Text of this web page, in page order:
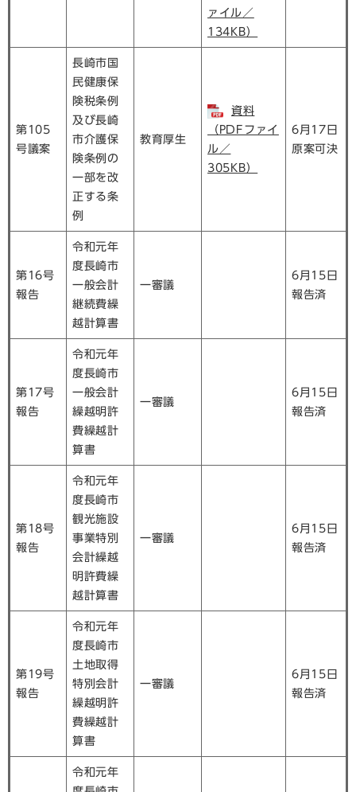
ァイル／
134KB）
第105
号議案
長崎市国
民健康保
険税条例
及び長崎
市介護保
険条例の
一部を改
正する条
例
教育厚生
資料
（PDFファイ
ル／
305KB）
6月17日
原案可決
第16号
報告
令和元年
度長崎市
一般会計
継続費繰
越計算書
一審議
6月15日
報告済
第17号
報告
令和元年
度長崎市
一般会計
繰越明許
費繰越計
算書
一審議
6月15日
報告済
第18号
報告
令和元年
度長崎市
観光施設
事業特別
会計繰越
明許費繰
越計算書
一審議
6月15日
報告済
第19号
報告
令和元年
度長崎市
土地取得
特別会計
繰越明許
費繰越計
算書
一審議
6月15日
報告済
令和元年